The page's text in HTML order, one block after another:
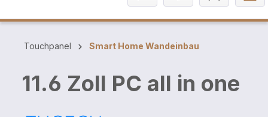
Touchpanel Smart Home Wandeinbau
11.6 Zoll PC all in one